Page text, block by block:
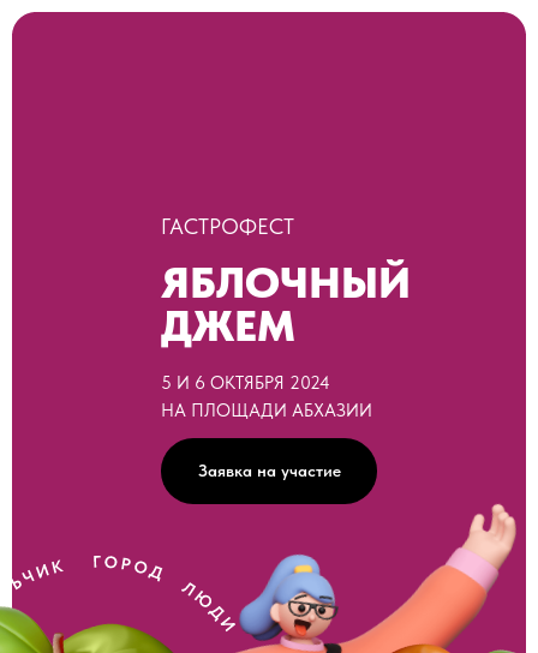
5 И 6 ОКТЯБРЯ 2024
НА ПЛОЩАДИ АБХАЗИИ
Заявка на участие
ЯБЛОЧНЫЙ
ДЖЕМ
ГАСТРОФЕСТ